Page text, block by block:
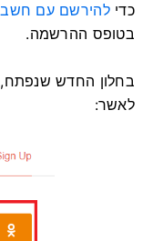
כדילהירשם עם
בטופס ההרשמה.
בחלון החדש
לאשר: